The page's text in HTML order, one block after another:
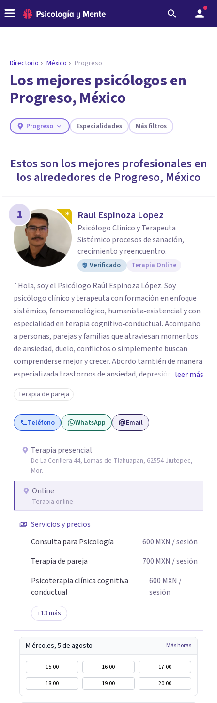
ENCONTRAR MI TERAPEUTA
¿Necesitas ayuda para encontrar el
Responde a unas breves preguntas y te ofreceremos
los profesionales que más se ajustan a tus
necesidades.
Responder cuestionario
Directorio México Progreso
Los mejores psicólogos en
Progreso, México
Progreso Especialidades Más filtros
Estos son los mejores profesionales en
los alrededores de Progreso, México
1 Raul Espinoza Lopez
Psicólogo Clínico y Terapeuta
Sistémico procesos de sanación,
crecimiento y reencuentro.
Verificado Terapia Online
`Hola, soy el Psicólogo Raúl Espinoza López. Soy
psicólogo clínico y terapeuta con formación en enfoque
sistémico, fenomenológico, humanista‑existencial y con
especialidad en terapia cognitivo‑conductual. Acompaño
a personas, parejas y familias que atraviesan momentos
de ansiedad, duelo, conflictos o simplemente buscan
comprenderse mejor y crecer. Abordo también de manera
especializada trastornos de ansiedad, depresión,
trastornos de atención e hiperactividad, trastornos del
estado de ánimo, problemas emocionales y
conductuales, así como dificultades en el manejo del
estrés y las emociones. Mi espacio es seguro, respetuoso
mi labor es escucharte con atención, acompañarte a dar
sentido a lo que vives y construir juntos caminos hacia tu
bienestar. Gracias por confiar en este camino.`
leer más
Terapia de pareja
Teléfono WhatsApp Email
Terapia presencial
De La Cerillera 44, Lomas de Tlahuapan, 62554 Jiutepec,
Mor.
Online
Terapia online
Servicios y precios
Consulta para Psicología
600 MXN / sesión
Terapia de pareja
700 MXN / sesión
Psicoterapia clínica cognitiva
conductual
600 MXN /
sesión
+13 más
Miércoles, 5 de agosto Más horas
15:00 16:00
17:00
18:00
19:00 20:00